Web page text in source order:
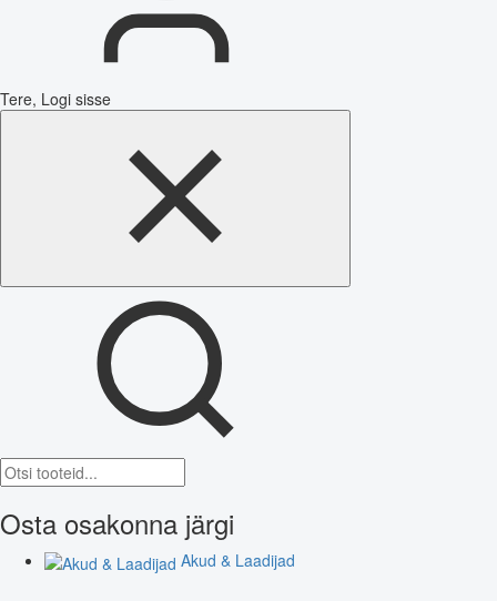
Tere, Logi sisse
Osta osakonna järgi
Akud & Laadijad